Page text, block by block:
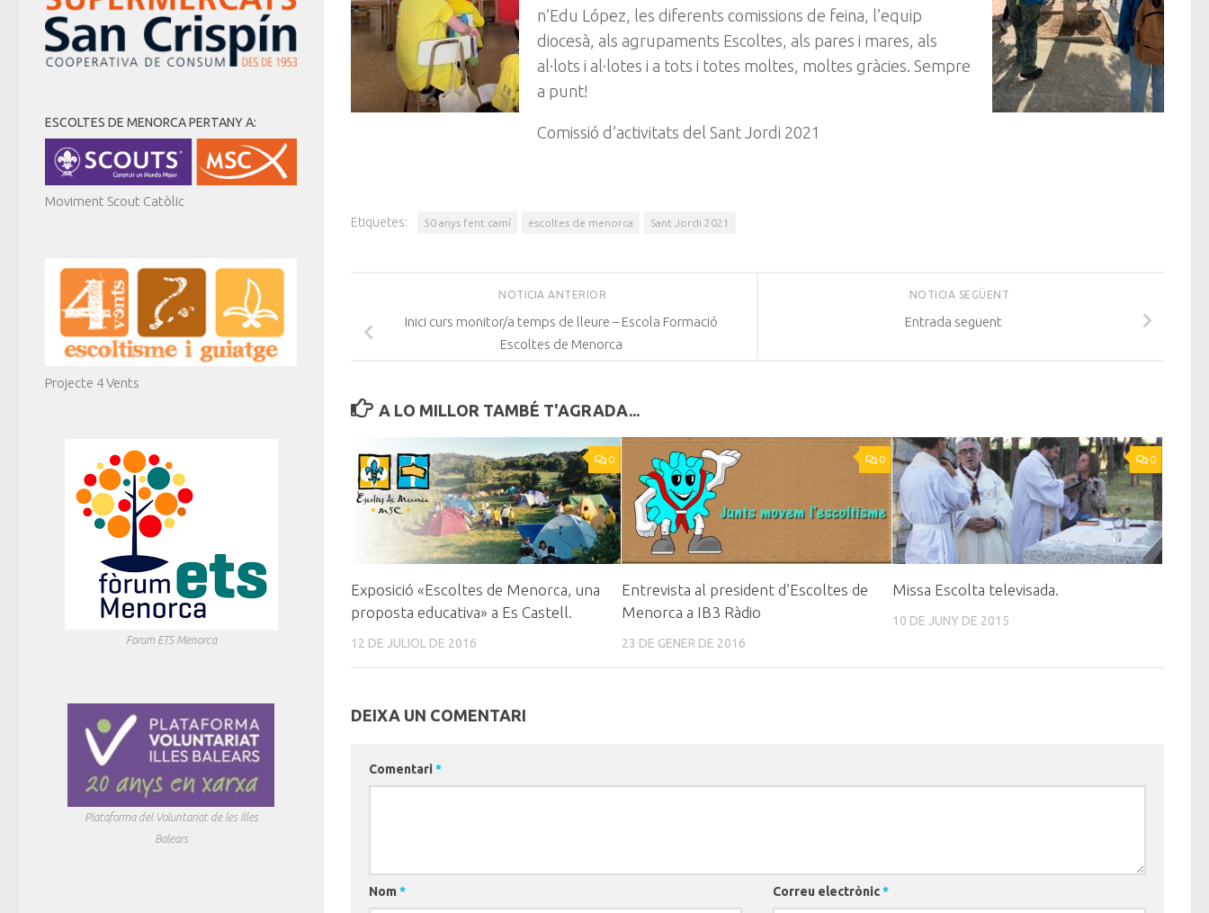
n’Edu López, les diferents comissions de feina, l’equip
diocesà, als agrupaments Escoltes, als pares i mares, als
al·lots i al·lotes i a tots i totes moltes, moltes gràcies. Sempre
a punt!
Comissió d’activitats del Sant Jordi 2021
Etiquetes: 50 anys fent camí escoltes de menorca Sant Jordi 2021
NOTICIA SEGÜENT
Entrada següent
NOTICIA ANTERIOR
Inici curs monitor/a temps de lleure – Escola Formació
Escoltes de Menorca
A LO MILLOR TAMBÉ T'AGRADA...
0
Exposició «Escoltes de Menorca, una
proposta educativa» a Es Castell.
12 DE JULIOL DE 2016
0
Entrevista al president d’Escoltes de
Menorca a IB3 Ràdio
23 DE GENER DE 2016
0
Missa Escolta televisada.
10 DE JUNY DE 2015
DEIXA UN COMENTARI
Comentari *
Nom * Correu electrònic*
ESCOLTES DE MENORCA PERTANY A:
Moviment Scout Catòlic
Projecte 4 Vents
Forum ETS Menorca
Plataforma del Voluntariat de les Illes
Balears